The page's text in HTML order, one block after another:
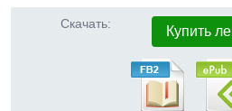
Скачать: Купить